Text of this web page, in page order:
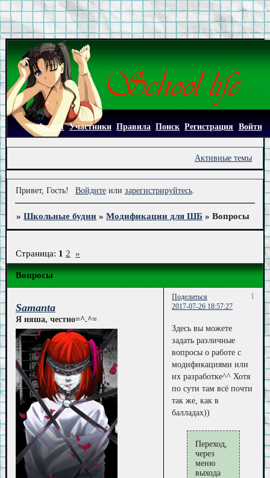
Форум Участники Правила Поиск Регистрация Войти
Активные темы
Привет, Гость! Войдитеили зарегистрируйтесь.
»Школьные будни »Модификации для ШБ »Вопросы
Вопросы
Страница: 1 2 »
Поделиться
1
2017-07-26 18:57:27
Samanta
Я няша, честно=^.^=
Здесь вы можете
задать различные
вопросы о работе с
модификациями или
их разработке^^ Хотя
по сути там всё почти
так же, как в
балладах))
Переход,
через
меню
выхода